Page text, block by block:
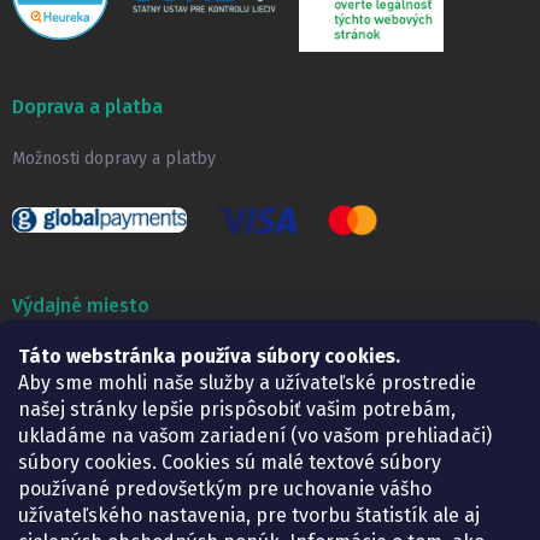
Táto webstránka používa súbory cookies.
Aby sme mohli naše služby a užívateľské prostredie
našej stránky lepšie prispôsobiť vašim potrebám,
ukladáme na vašom zariadení (vo vašom prehliadači)
súbory cookies. Cookies sú malé textové súbory
používané predovšetkým pre uchovanie vášho
užívateľského nastavenia, pre tvorbu štatistík ale aj
Doprava a platba
Možnosti dopravy a platby
Výdajné miesto
Lekáreň ADONAI
Košice – Smetanova 2
Pondelok:
07.30 – 15.30 h.
Utorok:
07.30 – 16.00 h.
Streda:
07.30 – 16.00 h.
Štvrtok:
07.30 – 15.30 h.
Piatok:
07.30 – 15.30 h.